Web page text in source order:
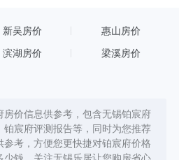
新吴房价 惠山房价
滨湖房价 梁溪房价
价信息供参考，包含无锡铂宸府
铂宸府评测报告等，同时为您推荐
考，方便您更快捷对铂宸府价格